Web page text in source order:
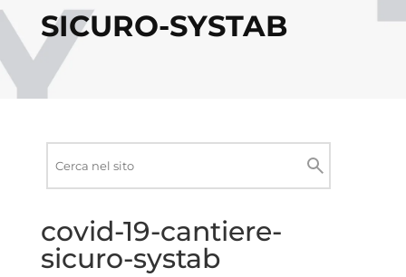
SICURO-SYSTAB
sito
Cerca
covid-19-cantiere-
sicuro-systab